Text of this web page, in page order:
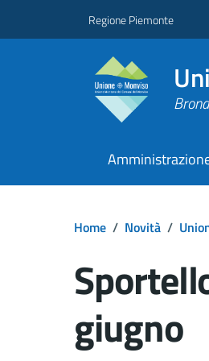
Regione Piemonte
Home / Novità /
giugno